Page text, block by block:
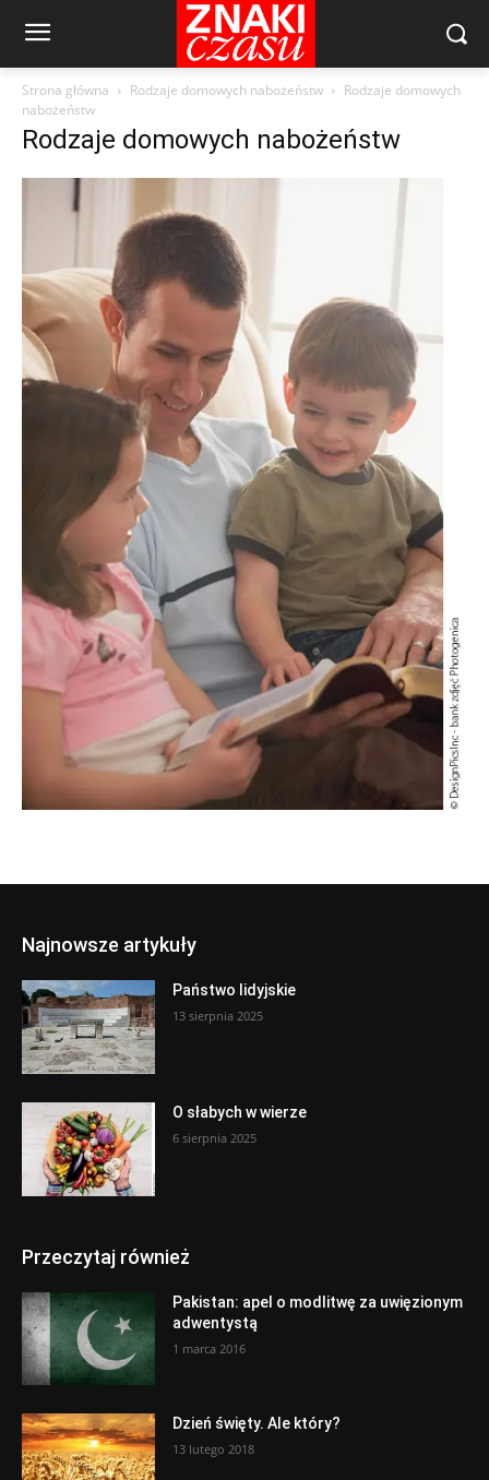
Strona główna Rodzaje domowych nabożeństw
Rodzaje domowych
nabożeństw
Rodzaje domowych nabożeństw
Najnowsze artykuły
Państwo lidyjskie
13 sierpnia 2025
O słabych w wierze
6 sierpnia 2025
Przeczytaj również
Pakistan: apel o modlitwę za uwięzionym
adwentystą
1 marca 2016
Dzień święty. Ale który?
13 lutego 2018